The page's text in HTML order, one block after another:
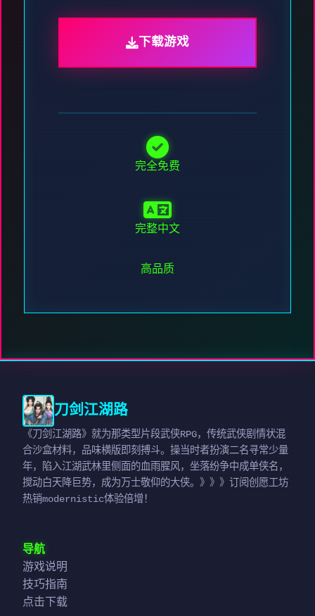
下载游戏
完全免费
完整中文
高品质
刀剑江湖路
《刀剑江湖路》就为那类型片段武侠RPG，传统武侠剧情状混
合沙盒材料，品味横版即刻搏斗。操当时者扮演二名寻常少量
年，陷入江湖武林里侧面的血雨腥风，坐落纷争中成单侠名，
搅动白天降巨势，成为万士敬仰的大侠。》》》订阅创愿工坊
热销modernistic体验倍增！
导航
游戏说明
技巧指南
点击下载